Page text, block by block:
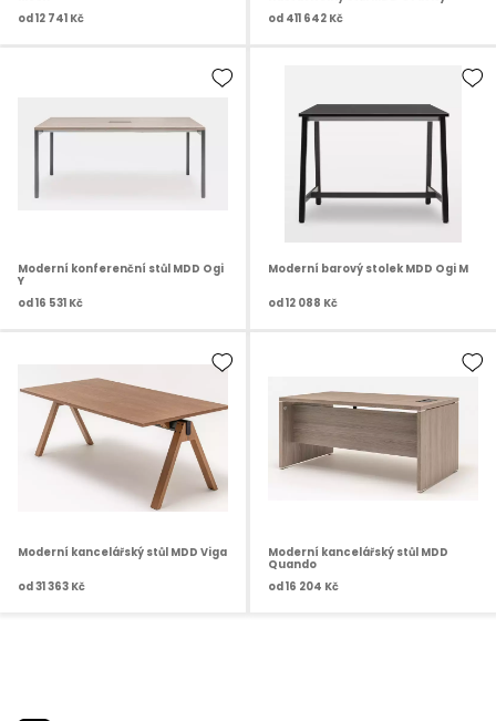
od12 741 Kč
od 411 642 Kč
Moderní konferenční stůl MDD Ogi
Y
od16 531 Kč
Moderní barový stolek MDD Ogi M
od12 088 Kč
Moderní kancelářský stůl MDD Viga
od 31 363 Kč
Moderní kancelářský stůl MDD
Quando
od 16 204 Kč